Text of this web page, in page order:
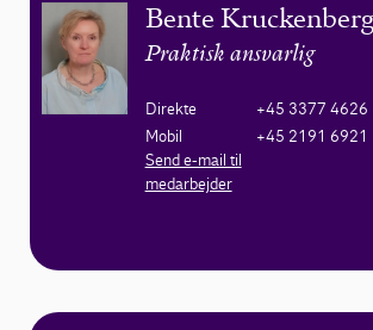
Bente Kruckenberg
Praktisk ansvarlig
Direkte
+45 3377 4626
Mobil
+45 2191 6921
Send e-mail til
medarbejder